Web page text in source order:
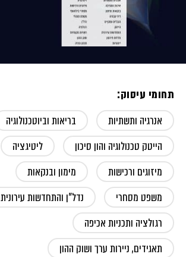
תחומי עיסוק:
אנרגיה ותשתיות
בריאות וביוטכנולוגיה
הייטק טכנולוגיה והון סיכון
ליטיגציה
מיזוגים ורכישות
מימון ובנקאות
משפט מסחרי
נדל"ן והתחדשות עירונית
רגולציה ותכניות אכיפה
תאגידים, ניירות ערך ושוק ההון